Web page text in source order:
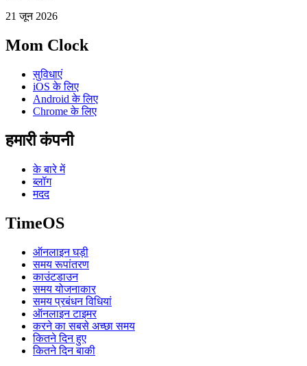
21 जून 2026
Mom Clock
सुविधाएं
iOS के लिए
Android के लिए
Chrome के लिए
हमारी कंपनी
के बारे में
ब्लॉग
मदद
TimeOS
ऑनलाइन घड़ी
समय रूपांतरण
काउंटडाउन
समय योजनाकार
समय प्रबंधन विधियां
ऑनलाइन टाइमर
करने का सबसे अच्छा समय
कितने दिन हुए
कितने दिन बाकी